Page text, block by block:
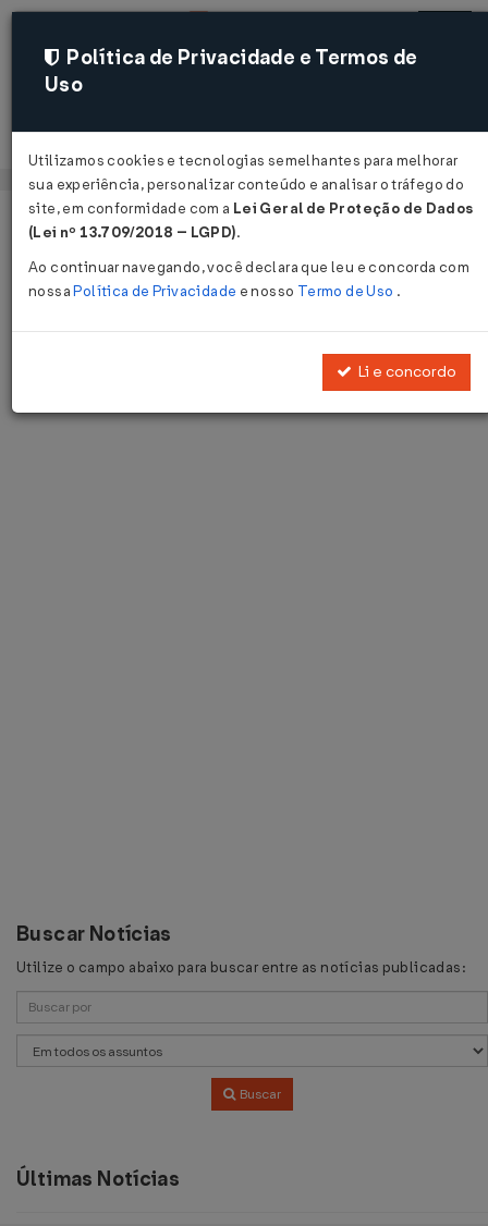
Acessar
Página Inicial Notícias
Notícias
Disponibilizamos as últimas notícias e destaques publicadas pelo
Buscar Notícias
Utilize o campo abaixo para buscar entre as notícias publicadas:
Buscar
Últimas Notícias
Política de Privacidade e Termos de
Uso
Utilizamos cookies e tecnologias semelhantes para melhorar
sua experiência, personalizar conteúdo e analisar o tráfego do
site, em conformidade com a Lei Geral de Proteção de Dados
(Lei nº 13.709/2018 – LGPD).
Ao continuar navegando, você declara que leu e concorda com
nossaPolítica de Privacidade e nosso Termo de Uso .
Li e concordo